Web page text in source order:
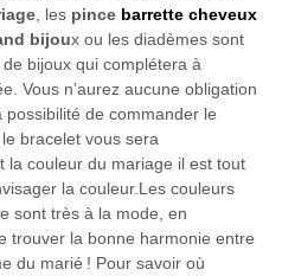
, les pince barrette cheveux
bijoux ou les diadèmes sont
bijoux qui complétera à
Vous n’aurez aucune obligation
possibilité de commander le
bracelet vous sera
la couleur du mariage il est tout
la couleur.Les couleurs
sont très à la mode, en
trouver la bonne harmonie entre
du marié ! Pour savoir où